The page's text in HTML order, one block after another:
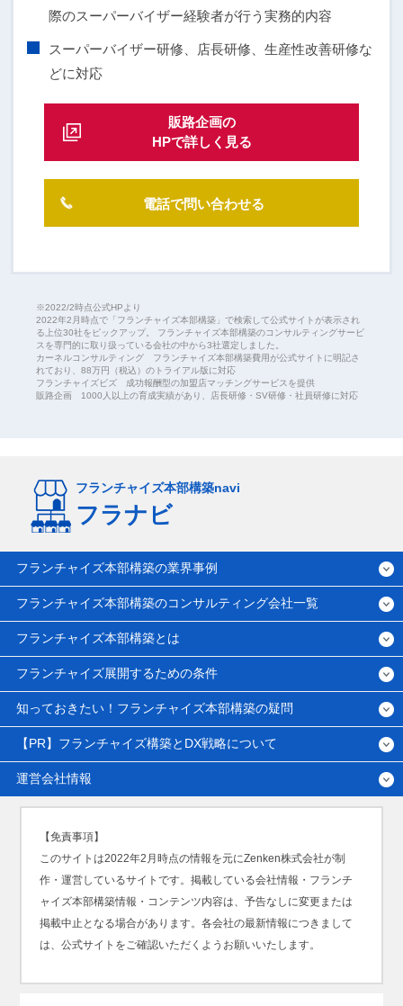
際のスーパーバイザー経験者が行う実務的内容
スーパーバイザー研修、店長研修、生産性改善研修な
どに対応
販路企画の
HPで詳しく見る
電話で問い合わせる
※2022/2時点公式HPより
2022年2月時点で「フランチャイズ本部構築」で検索して公式サイトが表示され
る上位30社をピックアップ。 フランチャイズ本部構築のコンサルティングサービ
スを専門的に取り扱っている会社の中から3社選定しました。
カーネルコンサルティング フランチャイズ本部構築費用が公式サイトに明記さ
れており、88万円（税込）のトライアル版に対応
フランチャイズビズ 成功報酬型の加盟店マッチングサービスを提供
販路企画 1000人以上の育成実績があり、店長研修・SV研修・社員研修に対応
フランチャイズ本部構築navi
フラナビ
フランチャイズ本部構築の業界事例
フランチャイズ本部構築のコンサルティング会社一覧
フランチャイズ本部構築とは
フランチャイズ展開するための条件
知っておきたい！フランチャイズ本部構築の疑問
【PR】フランチャイズ構築とDX戦略について
運営会社情報
【免責事項】
このサイトは2022年2月時点の情報を元にZenken株式会社が制
作・運営しているサイトです。掲載している会社情報・フランチ
ャイズ本部構築情報・コンテンツ内容は、予告なしに変更または
掲載中止となる場合があります。各会社の最新情報につきまして
は、公式サイトをご確認いただくようお願いいたします。